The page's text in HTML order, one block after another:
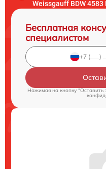
Weissgauff BDW 4583
Бесплатная
специалистом
Нажимая на кнопку "Оставить